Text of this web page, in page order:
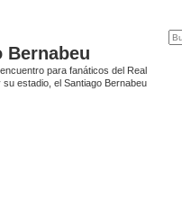
Bernabeu
para fanáticos del Real
su estadio, el Santiago Bernabeu